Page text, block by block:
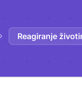
Reagiranje